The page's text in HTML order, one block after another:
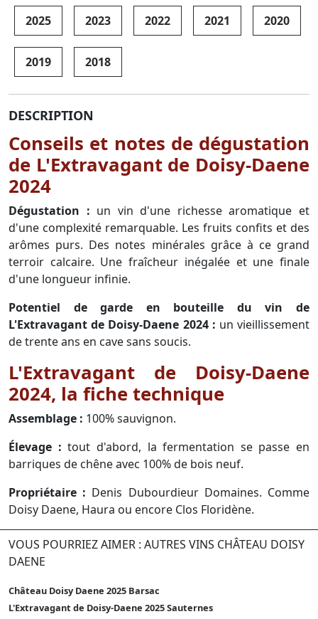
2025 2023 2022 2021 2020
2019 2018
DESCRIPTION
Conseils et notes de dégustation
de L'Extravagant de Doisy-Daene
2024
Dégustation : un vin d'une richesse aromatique et
d'une complexité remarquable. Les fruits confits et des
arômes purs. Des notes minérales grâce à ce grand
terroir calcaire. Une fraîcheur inégalée et une finale
d'une longueur infinie.
Potentiel de garde en bouteille du vin de
L'Extravagant de Doisy-Daene 2024 : un vieillissement
de trente ans en cave sans soucis.
L'Extravagant de Doisy-Daene
2024, la fiche technique
Assemblage : 100% sauvignon.
Élevage : tout d'abord, la fermentation se passe en
barriques de chêne avec 100% de bois neuf.
Propriétaire : Denis Dubourdieur Domaines. Comme
Doisy Daene, Haura ou encore Clos Floridène.
VOUS POURRIEZ AIMER : AUTRES VINS CHÂTEAU DOISY
DAENE
Château Doisy Daene 2025 Barsac
L'Extravagant de Doisy-Daene 2025 Sauternes